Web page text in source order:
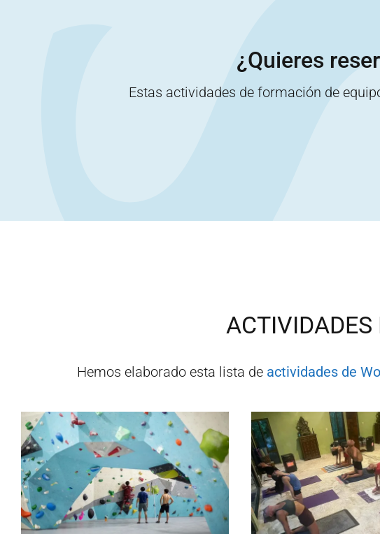
¿Quieres
Estas actividades de formación de
ACTIVIDADES
Hemos elaborado esta lista de actividades de